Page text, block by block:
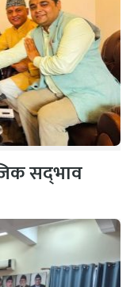
सद्‌भाव